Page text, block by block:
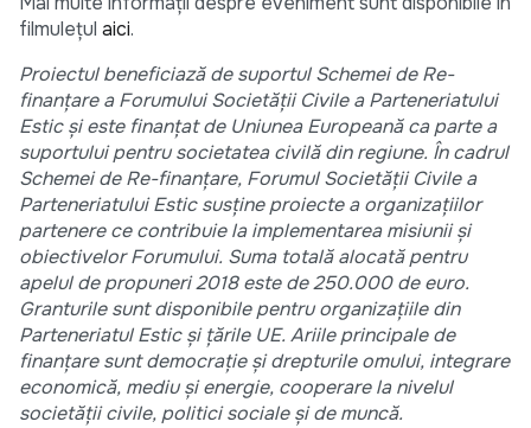
filmulețul aici.
Proiectul beneficiază de suportul Schemei de Re-
finanțare a Forumului Societății Civile a Parteneriatului
Estic și este finanțat de Uniunea Europeană ca parte a
suportului pentru societatea civilă din regiune. În cadrul
Schemei de Re-finanțare, Forumul Societății Civile a
Parteneriatului Estic susține proiecte a organizațiilor
partenere ce contribuie la implementarea misiunii și
obiectivelor Forumului. Suma totală alocată pentru
apelul de propuneri 2018 este de 250.000 de euro.
Granturile sunt disponibile pentru organizațiile din
Parteneriatul Estic și țările UE. Ariile principale de
finanțare sunt democrație și drepturile omului, integrare
economică, mediu și energie, cooperare la nivelul
societății civile, politici sociale și de muncă.